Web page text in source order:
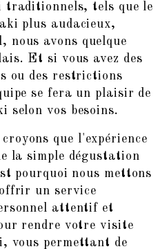
traditionnels, tels que le
plus audacieux,
nous avons quelque
Et si vous avez des
ou des restrictions
se fera un plaisir de
selon vos besoins.
que l'expérience
la simple dégustation
pourquoi nous mettons
un service
attentif et
rendre votre visite
vous permettant de